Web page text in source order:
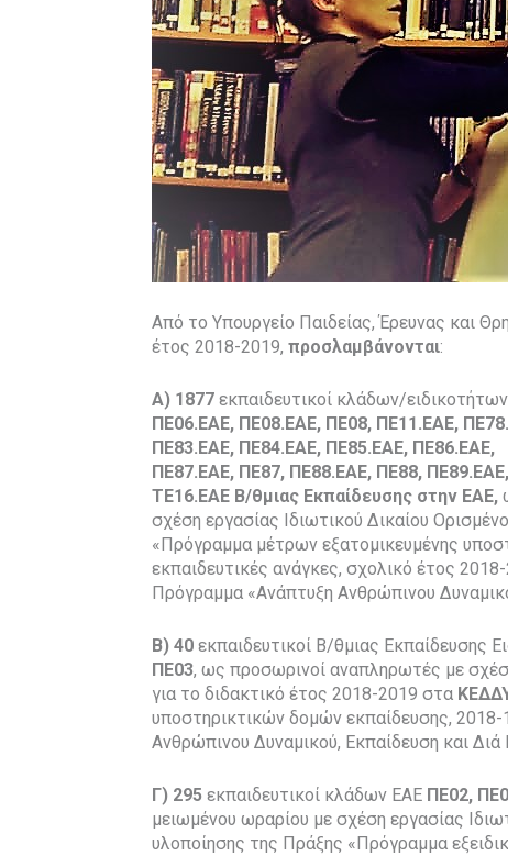
Από το Υπουργείο Παιδείας, Έρευνας και
έτος 2018-2019, προσλαμβάνονται:
Α) 1877 εκπαιδευτικοί κλάδων/ειδικοτήτων
ΠΕ06.EAE, ΠΕ08.EAE, ΠΕ08, ΠΕ11.EAE, ΠΕ78.
ΠΕ83.EAE, ΠΕ84.EAE, ΠΕ85.EAE, ΠΕ86.EAE,
ΠΕ87.EAE, ΠΕ87, ΠΕ88.EAE, ΠΕ88, ΠΕ89.EAE,
ΤΕ16.EAE Β/θμιας Εκπαίδευσης στην ΕΑΕ,
σχέση εργασίας Ιδιωτικού Δικαίου
«Πρόγραμμα μέτρων εξατομικευμένης
εκπαιδευτικές ανάγκες, σχολικό έτος
Πρόγραμμα «Ανάπτυξη Ανθρώπινου
Β) 40 εκπαιδευτικοί Β/θμιας Εκπαίδευσης
ΠΕ03, ως προσωρινοί αναπληρωτές με
για το διδακτικό έτος 2018-2019 στα
υποστηρικτικών δομών εκπαίδευσης,
Ανθρώπινου Δυναμικού, Εκπαίδευση και
Γ) 295 εκπαιδευτικοί κλάδων ΕΑΕ ΠΕ02,
μειωμένου ωραρίου με σχέση εργασίας
υλοποίησης της Πράξης «Πρόγραμμα